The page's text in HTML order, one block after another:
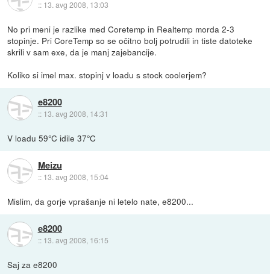
:: 13. avg 2008, 13:03
No pri meni je razlike med Coretemp in Realtemp morda 2-3
stopinje. Pri CoreTemp so se očitno bolj potrudili in tiste datoteke
skrili v sam exe, da je manj zajebancije.
Koliko si imel max. stopinj v loadu s stock coolerjem?
e8200
:: 13. avg 2008, 14:31
V loadu 59°C idile 37°C
Meizu
:: 13. avg 2008, 15:04
Mislim, da gorje vprašanje ni letelo nate, e8200...
e8200
:: 13. avg 2008, 16:15
Saj za e8200